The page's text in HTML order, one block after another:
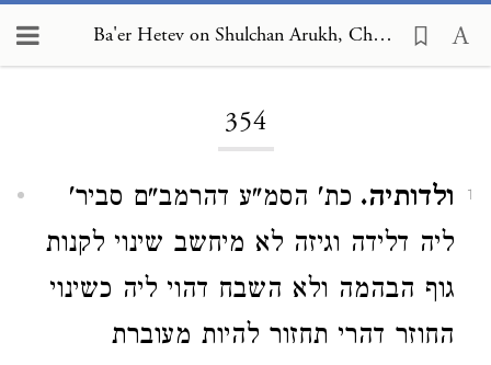
Ba'er Hetev on Shulchan Arukh, Choshen Mishpat 354
354
1 ולדותיה. כת' הסמ"ע דהרמב"ם סביר'
ליה דלידה וגיזה לא מיחשב שינוי לקנות
גוף הבהמה ולא השבח דהוי ליה כשינוי
החוזר דהרי תחזור להיות מעוברת